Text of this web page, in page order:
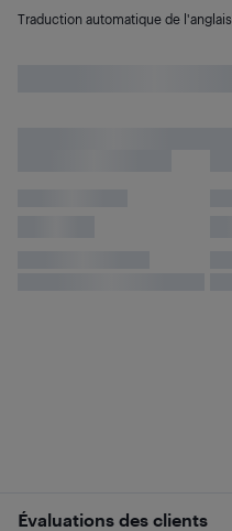
Traduction automatique de l'anglais.
Évaluations des clients